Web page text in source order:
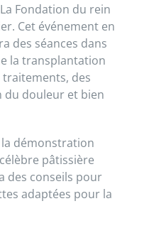
Fondation du rein
Cet événement en
des séances dans
la transplantation
des
du douleur et bien
la démonstration
pâtissière
des conseils pour
adaptées pour la